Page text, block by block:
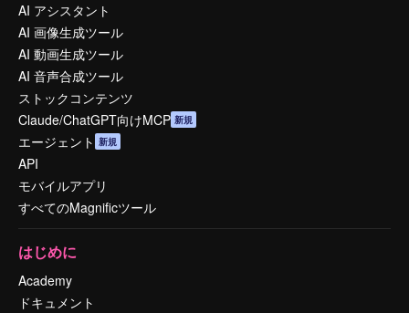
AI アシスタント
AI 画像生成ツール
AI 動画生成ツール
AI 音声合成ツール
ストックコンテンツ
Claude/ChatGPT向けMCP 新規
エージェント 新規
API
モバイルアプリ
すべてのMagnificツール
はじめに
Academy
ドキュメント